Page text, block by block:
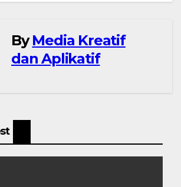
ByMedia Kreatif
dan Aplikatif